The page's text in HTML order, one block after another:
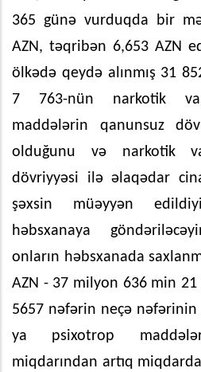
365 günə vurduqda bir
AZN, təqribən 6,653 AZN
ölkədə qeydə alınmış 31
7 763-nün narkotik
maddələrin qanunsuz
olduğunu və narkotik
dövriyyəsi ilə əlaqədar
şəxsin müəyyən
həbsxanaya
onların həbsxanada
AZN - 37 milyon 636 min
5657 nəfərin neçə
ya psixotrop
miqdarından artıq